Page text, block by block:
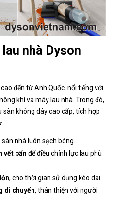
nhà Dyson
đến từ Anh Quốc, nổi tiếng với
khí và máy lau nhà. Trong đó,
sàn không dây cao cấp, tích hợp
sàn nhà luôn sạch bóng.
vết bẩn để điều chỉnh lực lau phù
, cho thời gian sử dụng kéo dài.
di chuyển, thân thiện với người